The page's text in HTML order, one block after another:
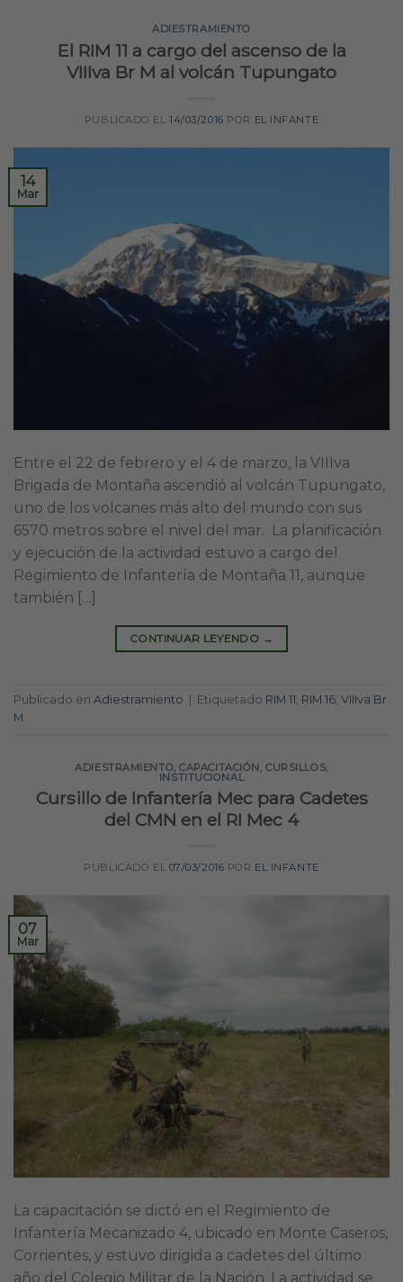
ADIESTRAMIENTO
El RIM 11 a cargo del ascenso de la
VIIIva Br M al volcán Tupungato
PUBLICADO EL14/03/2016 POR EL INFANTE
14
Mar
Entre el 22 de febrero y el 4 de marzo, la VIIIva
Brigada de Montaña ascendió al volcán Tupungato,
uno de los volcanes más alto del mundo con sus
6570 metros sobre el nivel del mar. La planificación
y ejecución de la actividad estuvo a cargo del
Regimiento de Infantería de Montaña 11, aunque
también […]
CONTINUAR LEYENDO →
Publicado en Adiestramiento Etiquetado RIM 11; RIM 16; VIIIva Br
M
ADIESTRAMIENTO ,CAPACITACIÓN ,CURSILLOS
INSTITUCIONAL
Cursillo de Infantería Mec para Cadetes
del CMN en el RI Mec 4
PUBLICADO EL 07/03/2016 POR EL INFANTE
07
Mar
La capacitación se dictó en el Regimiento de
Infantería Mecanizado 4, ubicado en Monte Caseros,
Corrientes, y estuvo dirigida a cadetes del último
año del Colegio Militar de la Nación. La actividad se